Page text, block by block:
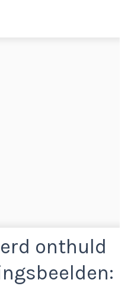
onthuld